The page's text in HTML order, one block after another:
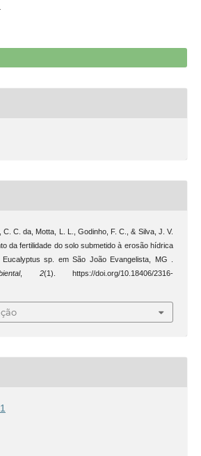
C. C. da, Motta, L. L., Godinho, F. C., & Silva, J. V.
da fertilidade do solo submetido à erosão hídrica
sp. em São João Evangelista, MG .
, 2(1). https://doi.org/10.18406/2316-